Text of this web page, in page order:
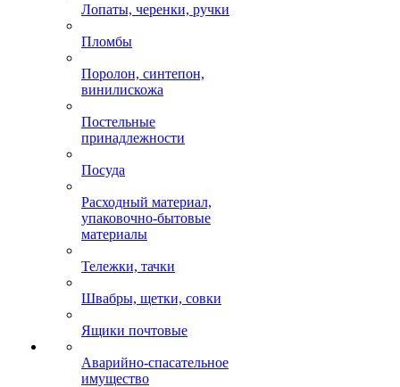
Лопаты, черенки, ручки
Пломбы
Поролон, синтепон,
винилискожа
Постельные
принадлежности
Посуда
Расходный материал,
упаковочно-бытовые
материалы
Тележки, тачки
Швабры, щетки, совки
Ящики почтовые
Аварийно-спасательное
имущество